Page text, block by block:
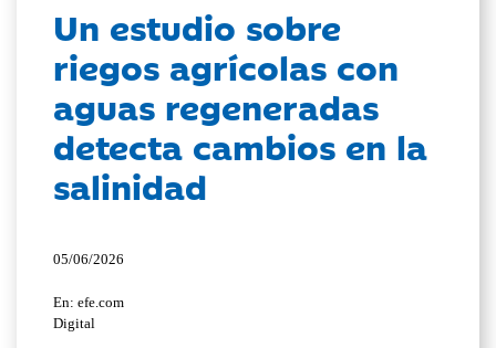
Un estudio sobre
riegos agrícolas con
aguas regeneradas
detecta cambios en la
salinidad
05/06/2026
En: efe.com
Digital